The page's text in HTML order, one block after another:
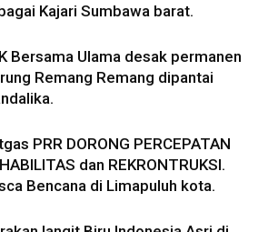
Kajari Sumbawa barat.
Bersama Ulama desak permanen
Remang Remang dipantai
PRR DORONG PERCEPATAN
dan REKRONTRUKSI.
Bencana di Limapuluh kota.